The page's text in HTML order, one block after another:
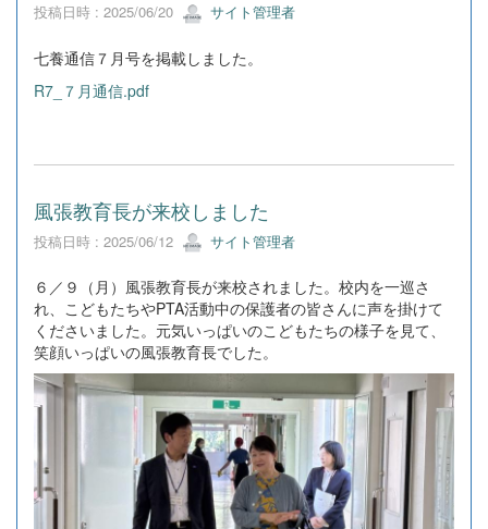
投稿日時 : 2025/06/20 サイト管理者
七養通信７月号を掲載しました。
R7_７月通信.pdf
風張教育長が来校しました
投稿日時 : 2025/06/12 サイト管理者
６／９（月）風張教育長が来校されました。校内を一巡さ
れ、こどもたちやPTA活動中の保護者の皆さんに声を掛けて
くださいました。元気いっぱいのこどもたちの様子を見て、
笑顔いっぱいの風張教育長でした。